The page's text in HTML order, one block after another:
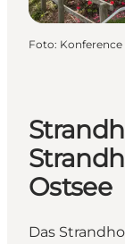
Foto:
Ostsee
Das